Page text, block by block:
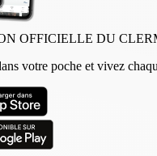
OFFICIELLE DU
votre poche et vivez